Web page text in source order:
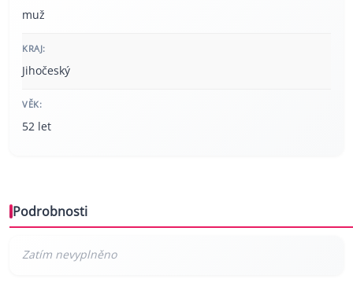
muž
KRAJ:
Jihočeský
VĚK:
52 let
Podrobnosti